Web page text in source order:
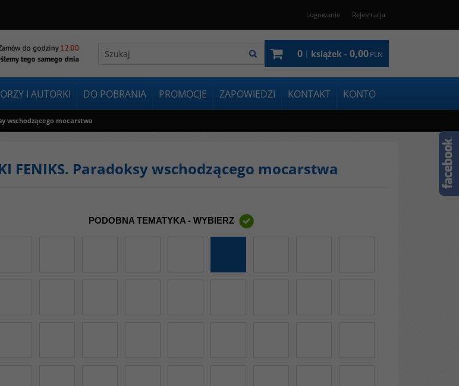
Logowanie Rejestracja
0 | książek - 0,00PLN
I AUTORKI DO POBRANIA PROMOCJE ZAPOWIEDZI KONTAKT KONTO
wschodzącego mocarstwa
FENIKS. Paradoksy wschodzącego mocarstwa
PODOBNA TEMATYKA - WYBIERZ